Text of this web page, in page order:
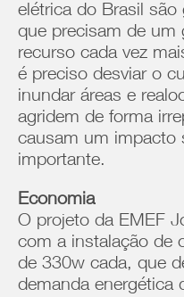
elétrica do Brasil são
que precisam de um
recurso cada vez
é preciso desviar o
inundar áreas e
agridem de forma
causam um impacto
importante.
Economia
O projeto da EMEF
com a instalação de
de 330w cada, que
demanda energética